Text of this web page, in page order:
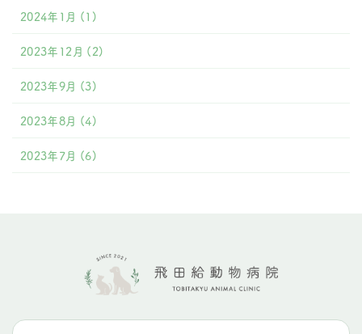
2024年1月 (1)
2023年12月 (2)
2023年9月 (3)
2023年8月 (4)
2023年7月 (6)